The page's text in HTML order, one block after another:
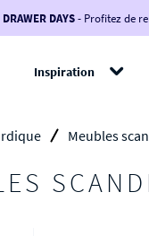
Jusqu'à-100€*sur
-voir conditions
DRAWER DAYS- Profitez de
Inspiration
Meubles